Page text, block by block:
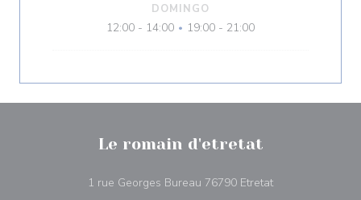
DOMINGO
12:00 - 14:00 • 19:00 - 21:00
Le romain d'etretat
1 rue Georges Bureau 76790 Etretat((abre numa